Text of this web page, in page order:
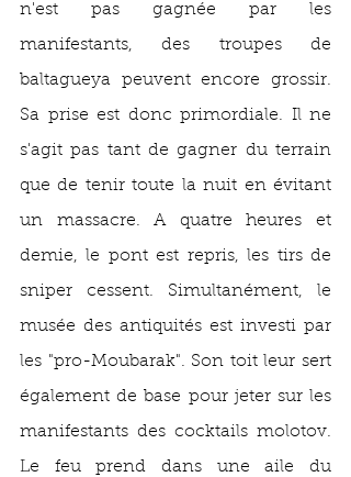
n'est pas gagnée par les
manifestants, des troupes de
baltagueya peuvent encore grossir.
Sa prise est donc primordiale. Il ne
s'agit pas tant de gagner du terrain
que de tenir toute la nuit en évitant
un massacre. A quatre heures et
demie, le pont est repris, les tirs de
sniper cessent. Simultanément, le
musée des antiquités est investi par
les "pro-Moubarak". Son toit leur sert
également de base pour jeter sur les
manifestants des cocktails molotov.
Le feu prend dans une aile du